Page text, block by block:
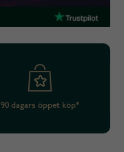
90 dagars öppet köp*